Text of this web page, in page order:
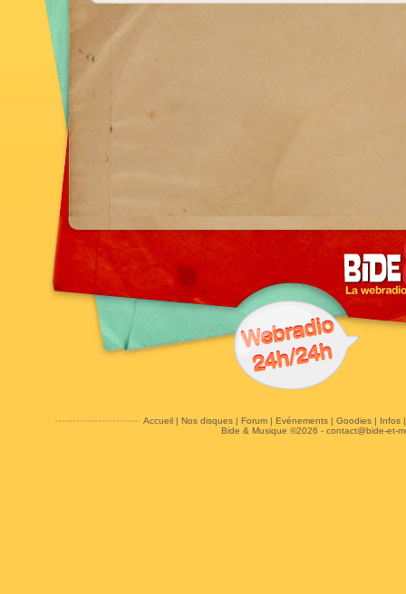
Accueil| Nos disques| Forum| Evénements| Goodies| Infos
Bide & Musique ©2026 - contact@bide-et-